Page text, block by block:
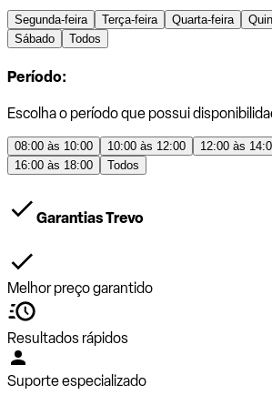
Segunda-feira Terça-feira Quarta-feira
Sábado
Todos
Período:
Escolha o período que possui
08:00 às 10:00 10:00 às 12:00 12:00 às
16:00 às 18:00
Todos
Garantias Trevo
Melhor preço garantido
Resultados rápidos
Suporte especializado